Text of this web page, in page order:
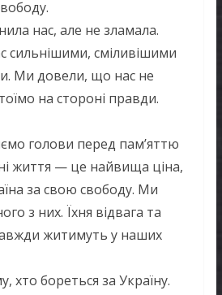
нас, але не зламала.
сильнішими, сміливішими
Ми довели, що нас не
на стороні правди.
голови перед пам’яттю
життя — це найвища ціна,
за свою свободу. Ми
з них. Їхня відвага та
житимуть у наших
хто бореться за Україну.